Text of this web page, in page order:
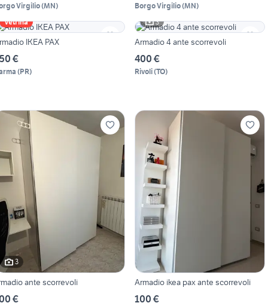
Virgilio(MN) Borgo Virgilio(MN)
Vetrina
IKEA PAX
€
(PR)
3
Armadio 4 ante scorrevoli
400 €
Rivoli(TO)
3
ante scorrevoli
€
Armadio ikea pax ante scorrevoli
100 €